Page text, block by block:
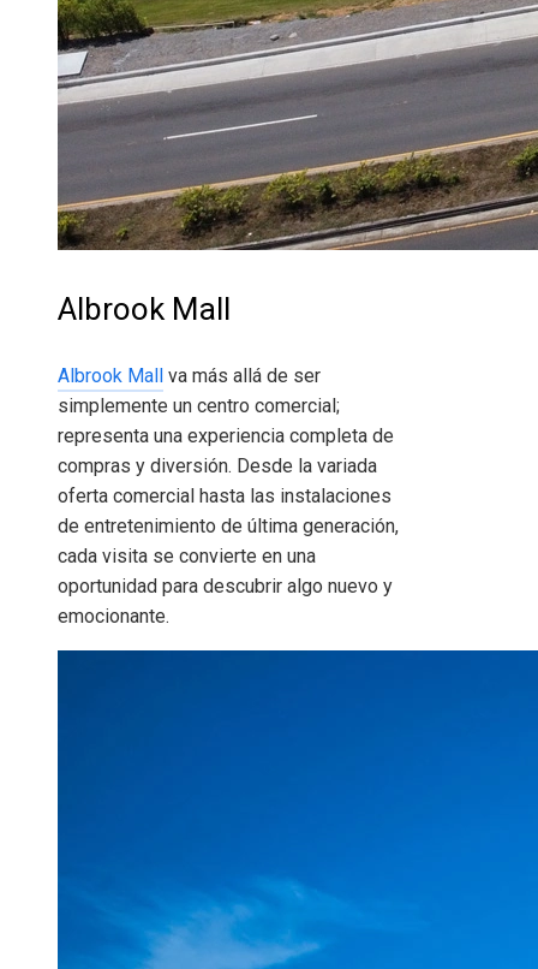
Albrook Mall
Albrook Mall
va más allá de ser
simplemente un centro comercial;
representa una experiencia completa de
compras y diversión. Desde la variada
oferta comercial hasta las instalaciones
de entretenimiento de última generación,
cada visita se convierte en una
oportunidad para descubrir algo nuevo y
emocionante.